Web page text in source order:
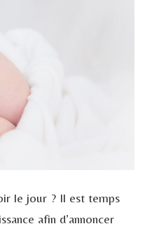
le jour ? Il est temps
afin d’annoncer